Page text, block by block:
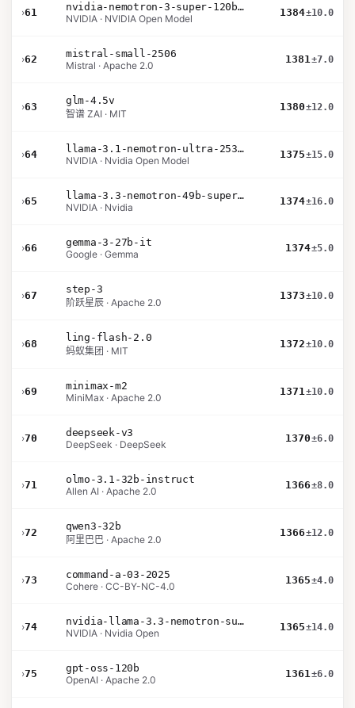
›61
nvidia-nemotron-3-super-120b-a12b
NVIDIA · NVIDIA Open Model
1384±10.0
›62
mistral-small-2506
Mistral · Apache 2.0
1381±7.0
›63
glm-4.5v
智谱 ZAI · MIT
1380±12.0
›64
llama-3.1-nemotron-ultra-253b-v1
NVIDIA · Nvidia Open Model
1375±15.0
›65
llama-3.3-nemotron-49b-super-v1
NVIDIA · Nvidia
1374±16.0
›66
gemma-3-27b-it
Google · Gemma
1374±5.0
›67
step-3
阶跃星辰 · Apache 2.0
1373±10.0
›68
ling-flash-2.0
蚂蚁集团 · MIT
1372±10.0
›69
minimax-m2
MiniMax · Apache 2.0
1371±10.0
›70
deepseek-v3
DeepSeek · DeepSeek
1370±6.0
›71
olmo-3.1-32b-instruct
Allen AI · Apache 2.0
1366±8.0
›72
qwen3-32b
阿里巴巴 · Apache 2.0
1366±12.0
›73
command-a-03-2025
Cohere · CC-BY-NC-4.0
1365±4.0
›74
nvidia-llama-3.3-nemotron-super-49b-v1.5
NVIDIA · Nvidia Open
1365±14.0
›75
gpt-oss-120b
OpenAI · Apache 2.0
1361±6.0